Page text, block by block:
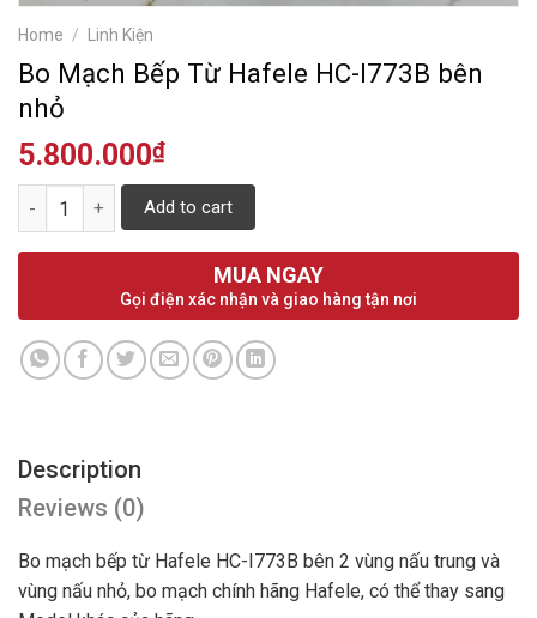
Home / Linh Kiện
Bo Mạch Bếp Từ Hafele HC-I773B bên
nhỏ
5.800.000₫
Quantity Add to cart
MUA NGAY
Gọi điện xác nhận và giao hàng tận nơi
Description
Reviews (0)
Bo mạch bếp từ Hafele HC-I773B bên 2 vùng nấu trung và
vùng nấu nhỏ, bo mạch chính hãng Hafele, có thể thay sang